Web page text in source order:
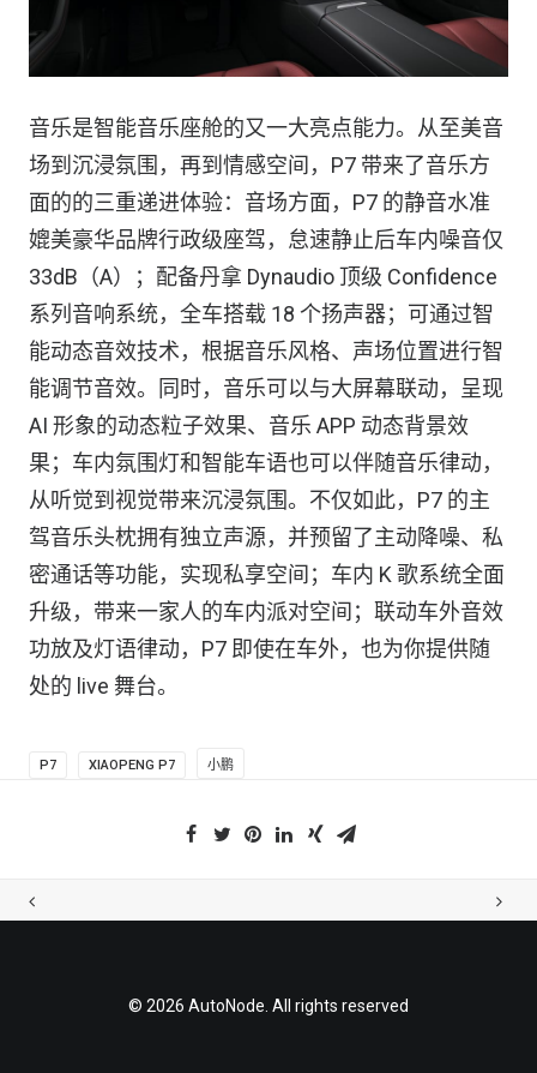
音乐是智能音乐座舱的又一大亮点能力。从至美音
场到沉浸氛围，再到情感空间，P7 带来了音乐方
面的的三重递进体验：音场方面，P7 的静音水准
媲美豪华品牌行政级座驾，怠速静止后车内噪音仅
33dB（A）；配备丹拿 Dynaudio 顶级 Confidence
系列音响系统，全车搭载 18 个扬声器；可通过智
能动态音效技术，根据音乐风格、声场位置进行智
能调节音效。同时，音乐可以与大屏幕联动，呈现
AI 形象的动态粒子效果、音乐 APP 动态背景效
果；车内氛围灯和智能车语也可以伴随音乐律动，
从听觉到视觉带来沉浸氛围。不仅如此，P7 的主
驾音乐头枕拥有独立声源，并预留了主动降噪、私
密通话等功能，实现私享空间；车内 K 歌系统全面
升级，带来一家人的车内派对空间；联动车外音效
功放及灯语律动，P7 即使在车外，也为你提供随
处的 live 舞台。
P7 XIAOPENG P7 小鹏
© 2026 AutoNode. All rights reserved